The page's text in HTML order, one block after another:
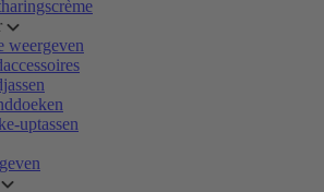
weergeven
uptassen